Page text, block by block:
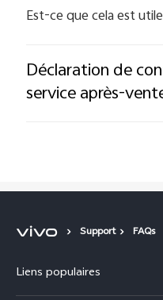
Est-ce que cela est
Déclaration de
service après-
Support FAQs
Liens populaires